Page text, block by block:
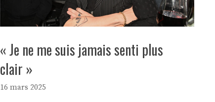
« Je ne me suis jamais senti plus
clair »
16 mars 2025